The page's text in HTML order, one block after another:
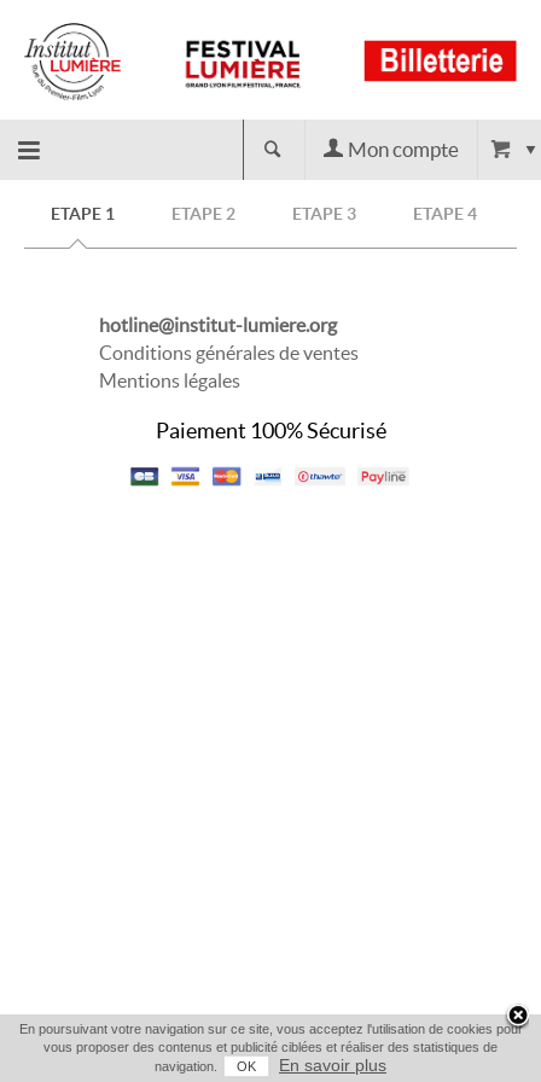
Retour
Mon compte
ETAPE 1 ETAPE 2 ETAPE 3 ETAPE 4
hotline@institut-lumiere.org
Conditions générales de ventes
Mentions légales
Paiement 100% Sécurisé
En poursuivant votre navigation sur ce site, vous acceptez l'utilisation de cookies pour
vous proposer des contenus et publicité ciblées et réaliser des statistiques de
navigation.
OK En savoir plus